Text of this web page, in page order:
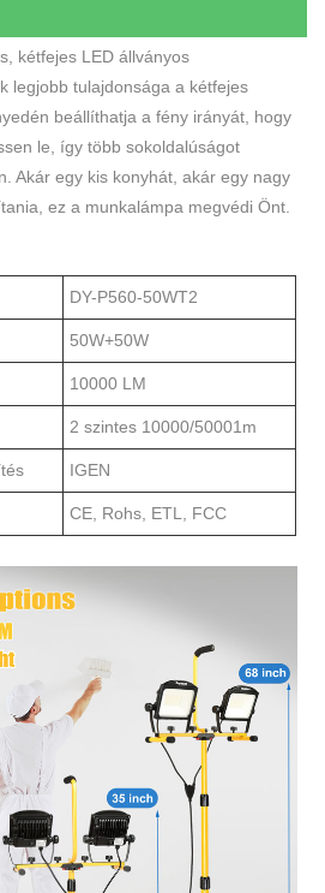
kétfejes LED állványos
legjobb tulajdonsága a kétfejes
beállíthatja a fény irányát, hogy
le, így több sokoldalúságot
Akár egy kis konyhát, akár egy nagy
ez a munkalámpa megvédi Önt.
DY-P560-50WT2
50W+50W
10000 LM
2 szintes 10000/50001m
IGEN
CE, Rohs, ETL, FCC